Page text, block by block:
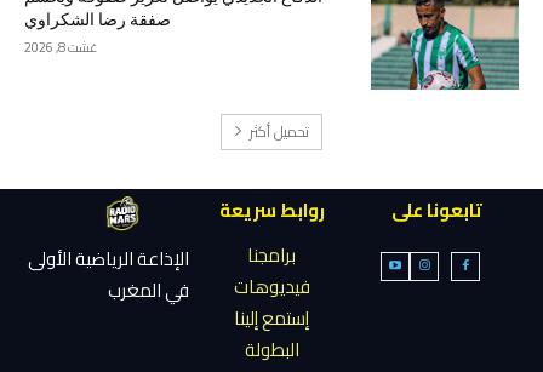
صفقة رضا الشكراوي
غشت 8, 2026
تحميل أكثر
تابعونا على
روابط سريعة
برامجنا
فيديوهات
إستمع إلينا
البطولة
الإذاعة الرياضية الأولى
في المغرب